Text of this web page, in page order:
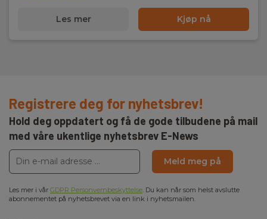
Les mer Kjøp nå
Registrere deg for nyhetsbrev!
Hold deg oppdatert og få de gode tilbudene på mail
med våre ukentlige nyhetsbrev E-News
Meld meg på
Les mer i vår GDPR Personvernbeskyttelse. Du kan når som helst avslutte
abonnementet på nyhetsbrevet via en link i nyhetsmailen.